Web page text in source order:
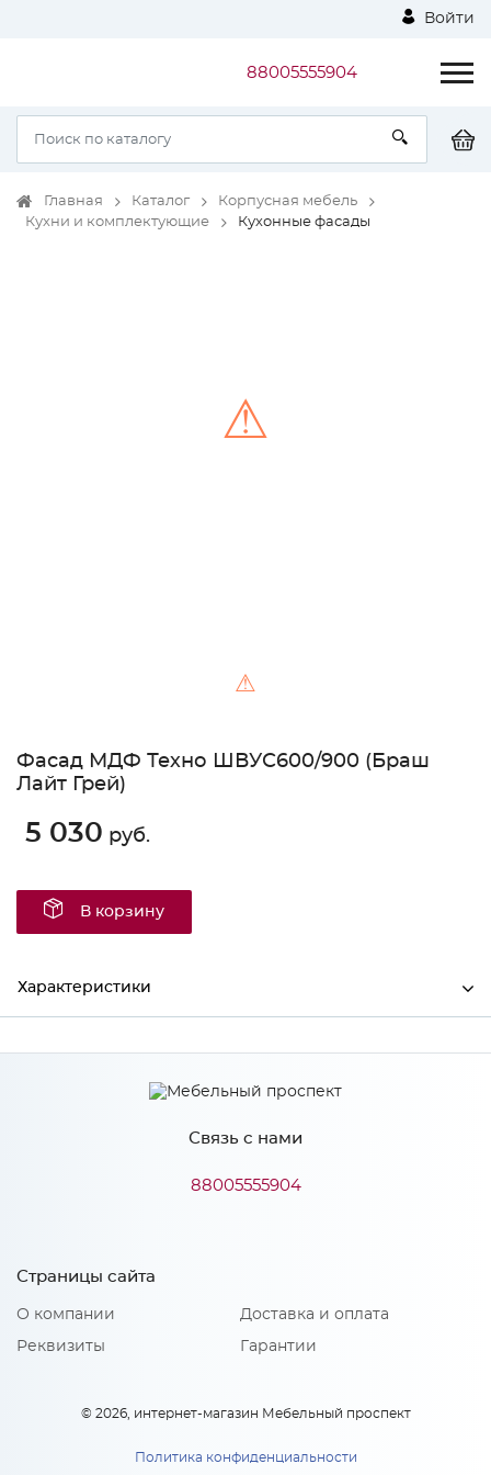
Войти
88005555904
Главная Каталог
Корпусная мебель
Кухни и комплектующие
Кухонные фасады
⚠
⚠
Фасад МДФ Техно ШВУС600/900 (Браш
Лайт Грей)
5 030 руб.
В корзину
Характеристики
Производитель МиФ
Количество упаковок: 2
Связь с нами
88005555904
Страницы сайта
О компании
Реквизиты
Доставка и оплата
Гарантии
© 2026, интернет-магазин Мебельный проспект
Политика конфиденциальности